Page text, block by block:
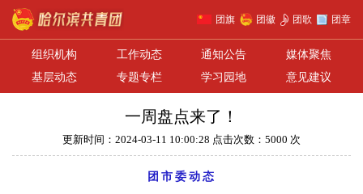
团旗 团徽 团歌 团章
组织机构 工作动态 通知公告
媒体聚焦
基层动态
专题专栏 学习园地 意见建议
一周盘点来了！
更新时间：2024-03-11 10:00:28 点击次数：5000 次
团市委动态